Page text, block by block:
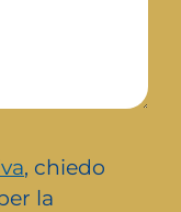
, chiedo
la